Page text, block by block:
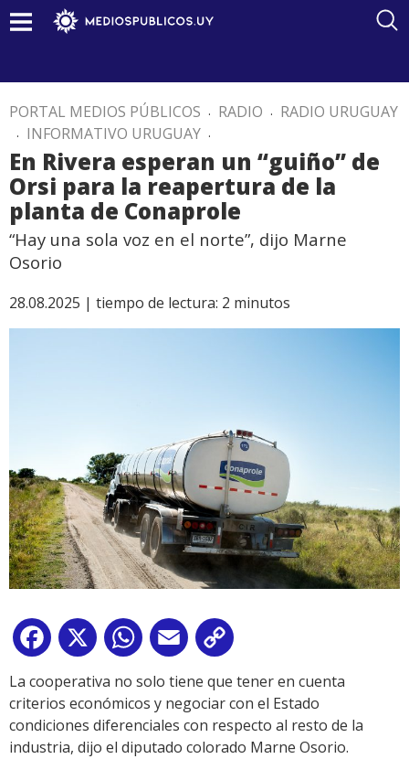
PORTAL MEDIOS PÚBLICOS . RADIO . RADIO URUGUAY
. INFORMATIVO URUGUAY .
En Rivera esperan un “guiño” de
Orsi para la reapertura de la
planta de Conaprole
“Hay una sola voz en el norte”, dijo Marne
Osorio
28.08.2025 | tiempo de lectura: 2 minutos
Facebook
X WhatsApp
Email
Link
La cooperativa no solo tiene que tener en cuenta
criterios económicos y negociar con el Estado
condiciones diferenciales con respecto al resto de la
industria, dijo el diputado colorado Marne Osorio.